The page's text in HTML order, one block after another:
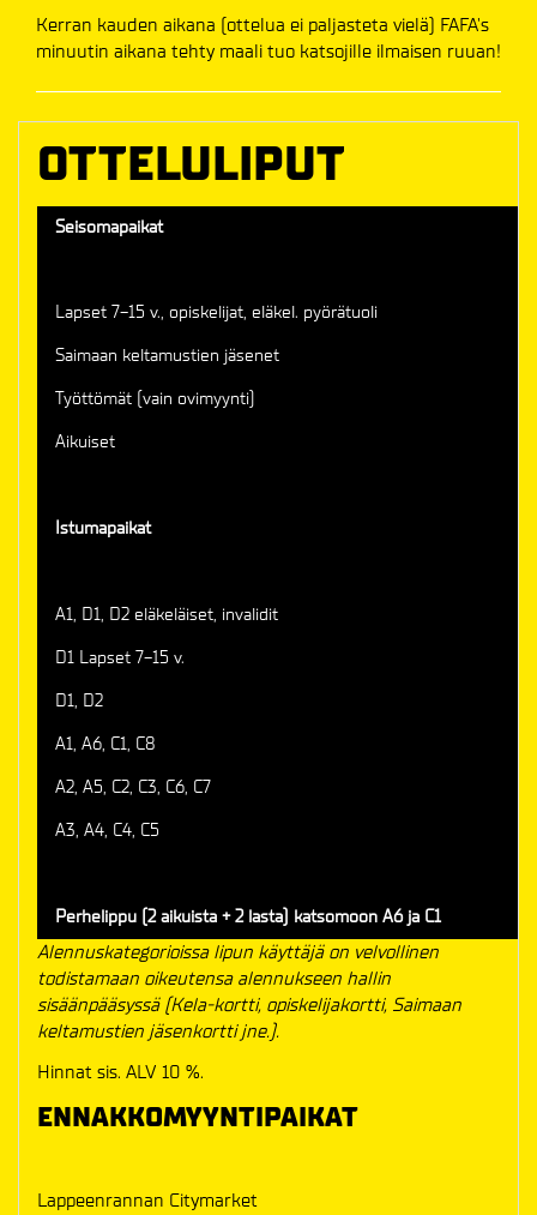
Kerran kauden aikana (ottelua ei paljasteta vielä) FAFA's
minuutin aikana tehty maali tuo katsojille ilmaisen ruuan!
OTTELULIPUT
Seisomapaikat
Lapset 7-15 v., opiskelijat, eläkel. pyörätuoli
Saimaan keltamustien jäsenet
Työttömät (vain ovimyynti)
Aikuiset
Istumapaikat
A1, D1, D2 eläkeläiset, invalidit
D1 Lapset 7-15 v.
D1, D2
A1, A6, C1, C8
A2, A5, C2, C3, C6, C7
A3, A4, C4, C5
Perhelippu (2 aikuista + 2 lasta) katsomoon A6 ja C1
Alennuskategorioissa lipun käyttäjä on velvollinen
todistamaan oikeutensa alennukseen hallin
sisäänpääsyssä (Kela-kortti, opiskelijakortti, Saimaan
keltamustien jäsenkortti jne.).
Hinnat sis. ALV 10 %.
ENNAKKOMYYNTIPAIKAT
Lappeenrannan Citymarket